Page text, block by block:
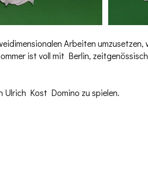
Arbeiten
ist voll mit Berlin,
Ulrich Kost Domino zu spielen.